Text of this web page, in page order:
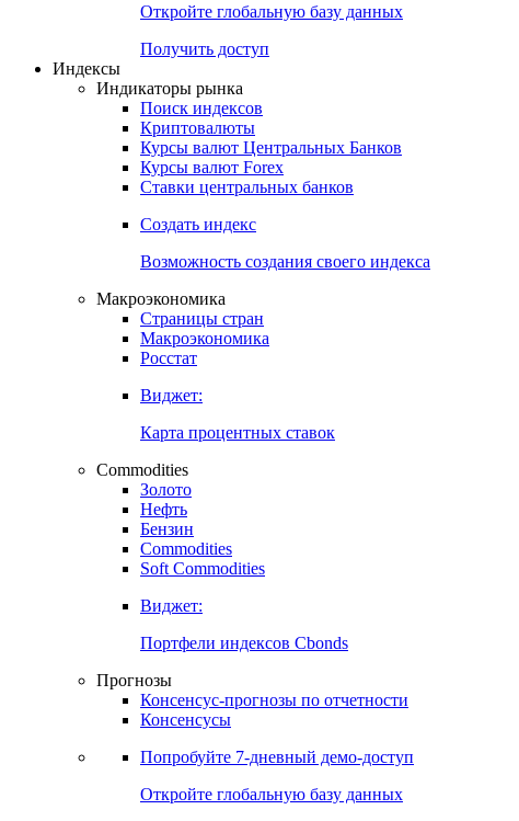
Откройте глобальную базу данных
Получить доступ
Индексы
Индикаторы рынка
Поиск индексов
Криптовалюты
Курсы валют Центральных Банков
Курсы валют Forex
Ставки центральных банков
Создать индекс
Возможность создания своего индекса
Макроэкономика
Страницы стран
Макроэкономика
Росстат
Виджет:
Карта процентных ставок
Commodities
Золото
Нефть
Бензин
Commodities
Soft Commodities
Виджет:
Портфели индексов Cbonds
Прогнозы
Консенсус-прогнозы по отчетности
Консенсусы
Попробуйте 7-дневный демо-доступ
Откройте глобальную базу данных